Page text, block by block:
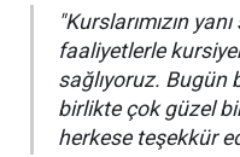
"Kurslarımızın
faaliyetlerle
sağlıyoruz. Bugün
birlikte çok güzel
herkese teşekkür